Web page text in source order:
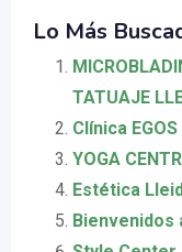
Lo Más
TATUAJE
Clínica
YOGA
Estética
Bienvenidos